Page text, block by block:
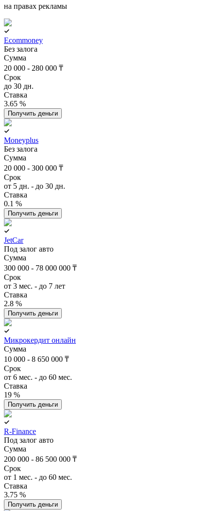
на правах рекламы
Ecommoney
Без залога
Сумма
20 000 - 280 000 ₸
Срок
до 30 дн.
Ставка
3.65 %
Получить деньги
Moneyplus
Без залога
Сумма
20 000 - 300 000 ₸
Срок
от 5 дн. - до 30 дн.
Ставка
0.1 %
Получить деньги
JetCar
Под залог авто
Сумма
300 000 - 78 000 000 ₸
Срок
от 3 мес. - до 7 лет
Ставка
2.8 %
Получить деньги
Микрокердит онлайн
Сумма
10 000 - 8 650 000 ₸
Срок
от 6 мес. - до 60 мес.
Ставка
19 %
Получить деньги
R-Finance
Под залог авто
Сумма
200 000 - 86 500 000 ₸
Срок
от 1 мес. - до 60 мес.
Ставка
3.75 %
Получить деньги